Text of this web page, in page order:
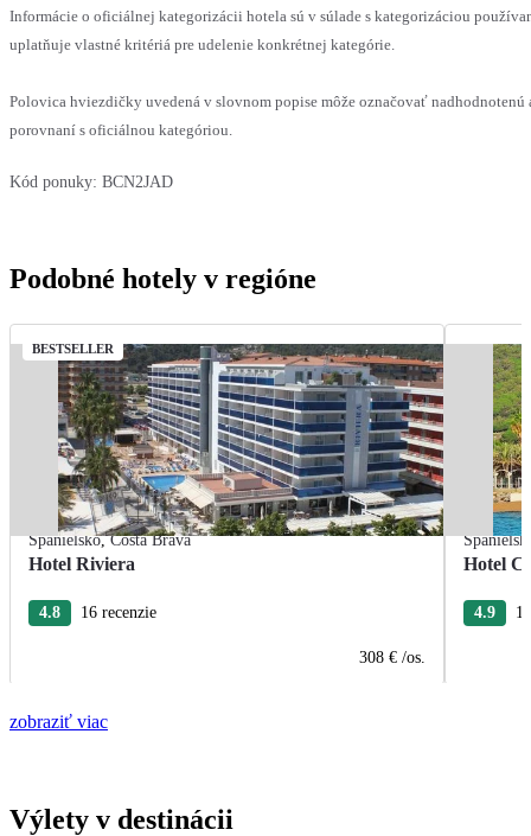
Informácie o oficiálnej kategorizácii hotela sú v súlade s kategorizáciou
uplatňuje vlastné kritériá pre udelenie konkrétnej kategórie.
Polovica hviezdičky uvedená v slovnom popise môže označovať
porovnaní s oficiálnou kategóriou.
Kód ponuky: BCN2JAD
Podobné hotely v regióne
BESTSELLER
Španielsko,Costa Brava
Hotel Riviera
4.8 16 recenzie
308 € /os.
Hotel
4.9
zobraziť viac
Výlety v destinácii